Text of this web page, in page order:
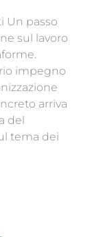
Un passo
sul lavoro
impegno
arriva
del
tema dei